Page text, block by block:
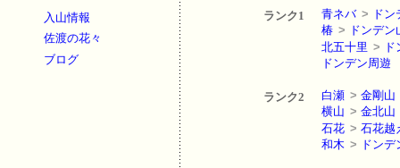
入山情報
佐渡の花々
ブログ
ランク1 青ネバ > ド
椿 > ドンデン
北五十里 >
ドンデン周遊
ランク2 白瀬 > 金剛山
横山 > 金北山
石花 > 石花越
和木 > ドンデ